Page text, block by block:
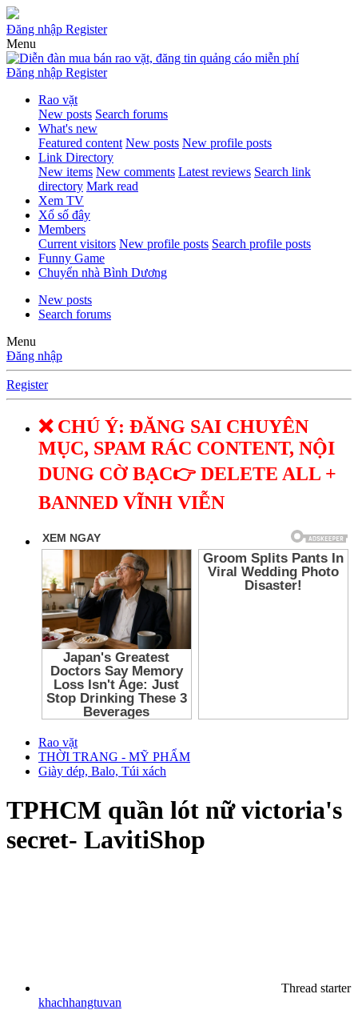
Đăng nhập Register
Menu
Đăng nhập Register
Rao vặt
New posts Search forums
What's new
Featured content New posts New profile posts
Link Directory
New items New comments Latest reviews Search link
directory Mark read
Xem TV
Xổ số đây
Members
Current visitors New profile posts Search profile posts
Funny Game
Chuyển nhà Bình Dương
New posts
Search forums
Menu
Đăng nhập
Register
❌ CHÚ Ý: ĐĂNG SAI CHUYÊN
MỤC, SPAM RÁC CONTENT, NỘI
DUNG CỜ BẠC👉 DELETE ALL +
BANNED VĨNH VIỄN
Rao vặt
THỜI TRANG - MỸ PHẨM
Giày dép, Balo, Túi xách
TPHCM quần lót nữ victoria's
secret- LavitiShop
Thread starter
khachhangtuvan